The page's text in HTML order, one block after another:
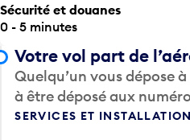
Sécurité et douanes
0 - 5 minutes
Votre vol part de
Quelqu’un vous dépose
à être déposé aux
SERVICES ET